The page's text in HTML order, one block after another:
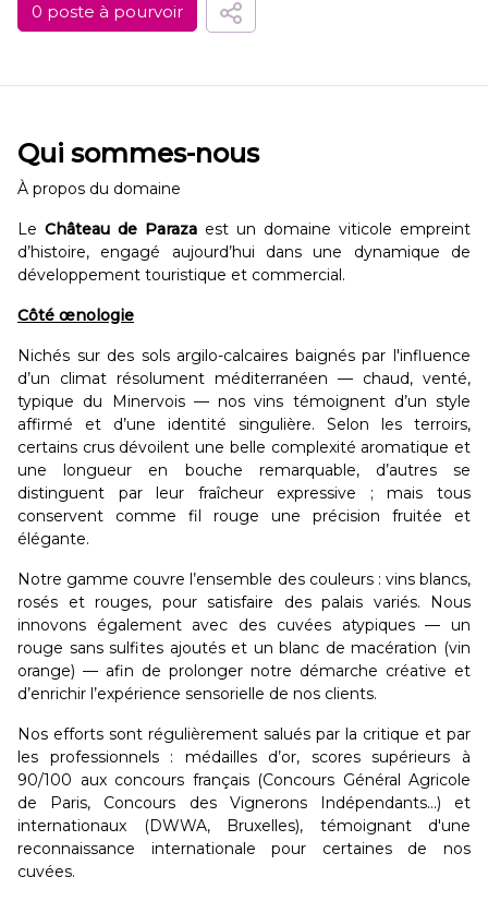
0 poste à pourvoir
Qui sommes-nous
À propos du domaine
Le Château de Paraza est un domaine viticole empreint
d’histoire, engagé aujourd’hui dans une dynamique de
développement touristique et commercial.
Côté œnologie
Nichés sur des sols argilo-calcaires baignés par l'influence
d’un climat résolument méditerranéen — chaud, venté,
typique du Minervois — nos vins témoignent d’un style
affirmé et d’une identité singulière. Selon les terroirs,
certains crus dévoilent une belle complexité aromatique et
une longueur en bouche remarquable, d’autres se
distinguent par leur fraîcheur expressive ; mais tous
conservent comme fil rouge une précision fruitée et
élégante.
Notre gamme couvre l’ensemble des couleurs : vins blancs,
rosés et rouges, pour satisfaire des palais variés. Nous
innovons également avec des cuvées atypiques — un
rouge sans sulfites ajoutés et un blanc de macération (vin
orange) — afin de prolonger notre démarche créative et
d’enrichir l’expérience sensorielle de nos clients.
Nos efforts sont régulièrement salués par la critique et par
les professionnels : médailles d’or, scores supérieurs à
90/100 aux concours français (Concours Général Agricole
de Paris, Concours des Vignerons Indépendants…) et
internationaux (DWWA, Bruxelles), témoignant d'une
reconnaissance internationale pour certaines de nos
cuvées.